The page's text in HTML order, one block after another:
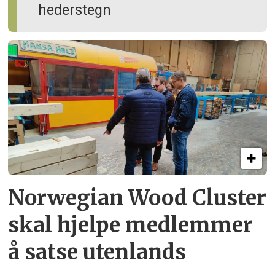
hederstegn
Norwegian Wood Cluster
skal hjelpe medlemmer
å satse utenlands